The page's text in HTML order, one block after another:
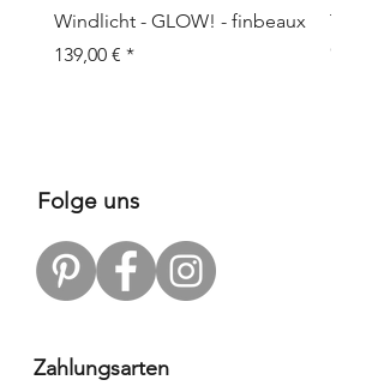
Windlicht - GLOW! - finbeaux
Prix
139,00 €
Topf/
Folge uns
Zahlungsarten